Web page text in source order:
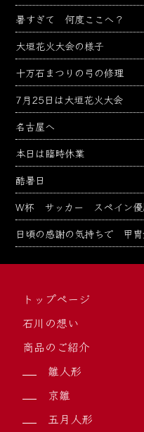
暑すぎて 何度ここへ？
大垣花火大会の様子
十万石まつりの弓の修理
7月25日は大垣花火大会
名古屋へ
本日は臨時休業
酷暑日
W杯 サッカー スペイン優
日頃の感謝の気持ちで 甲
トップページ
石川の想い
商品のご紹介
雛人形
京雛
五月人形